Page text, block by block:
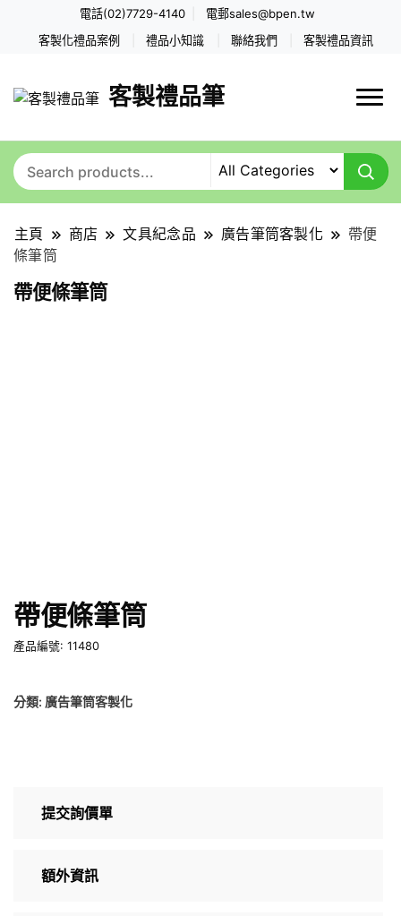
電話(02)7729-4140 電郵sales@bpen.tw
客製化禮品案例 禮品小知識 聯絡我們 客製禮品資訊
客製禮品筆
主頁 商店 文具紀念品 廣告筆筒客製化
帶便
條筆筒
帶便條筆筒
帶便條筆筒
產品編號: 11480
分類: 廣告筆筒客製化
提交詢價單
額外資訊